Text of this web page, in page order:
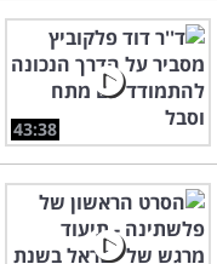
43:38